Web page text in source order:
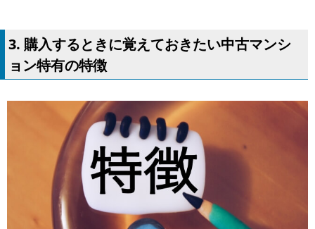
3. 購入するときに覚えておきたい中古マンシ
ョン特有の特徴